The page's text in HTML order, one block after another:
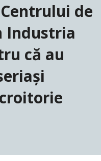
de
Industria
că au